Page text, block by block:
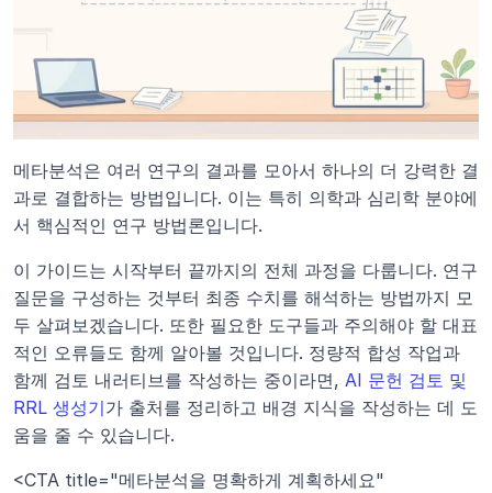
메타분석은 여러 연구의 결과를 모아서 하나의 더 강력한 결
과로 결합하는 방법입니다. 이는 특히 의학과 심리학 분야에
서 핵심적인 연구 방법론입니다.
이 가이드는 시작부터 끝까지의 전체 과정을 다룹니다. 연구
질문을 구성하는 것부터 최종 수치를 해석하는 방법까지 모
두 살펴보겠습니다. 또한 필요한 도구들과 주의해야 할 대표
적인 오류들도 함께 알아볼 것입니다. 정량적 합성 작업과
함께 검토 내러티브를 작성하는 중이라면, AI 문헌 검토 및
RRL 생성기가 출처를 정리하고 배경 지식을 작성하는 데 도
움을 줄 수 있습니다.
<CTA title="메타분석을 명확하게 계획하세요"